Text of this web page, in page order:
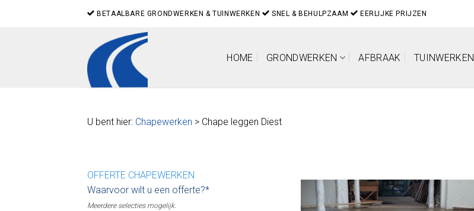
BETAALBARE GRONDWERKEN & TUINWERKEN SNEL & BEHULPZAAM EERLIJKE PRIJZEN
HOME GRONDWERKEN AFBRAAK TUINWERKEN
U bent hier: Chapewerken > Chape leggen Diest
OFFERTE CHAPEWERKEN
Waarvoor wilt u een offerte?*
Meerdere selecties mogelijk.